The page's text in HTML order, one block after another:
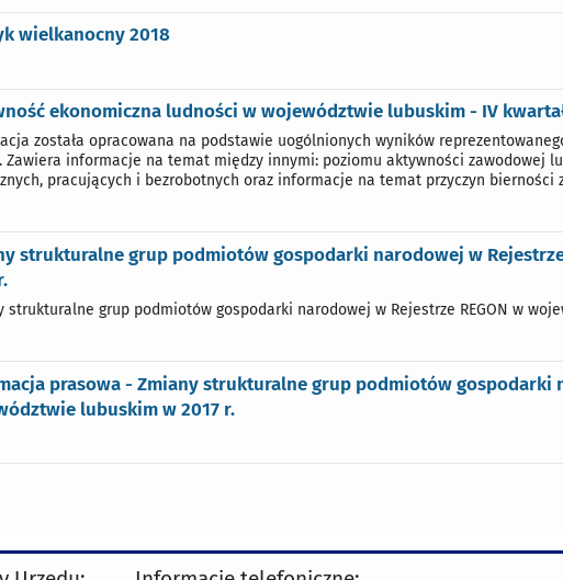
wielkanocny 2018
ekonomiczna ludności w województwie lubuskim - IV
została opracowana na podstawie uogólnionych wyników
Zawiera informacje na temat między innymi: poziomu aktywności zawodowej
pracujących i bezrobotnych oraz informacje na temat przyczyn bierności
strukturalne grup podmiotów gospodarki narodowej w
strukturalne grup podmiotów gospodarki narodowej w Rejestrze REGON w
prasowa - Zmiany strukturalne grup podmiotów gospodarki
lubuskim w 2017 r.